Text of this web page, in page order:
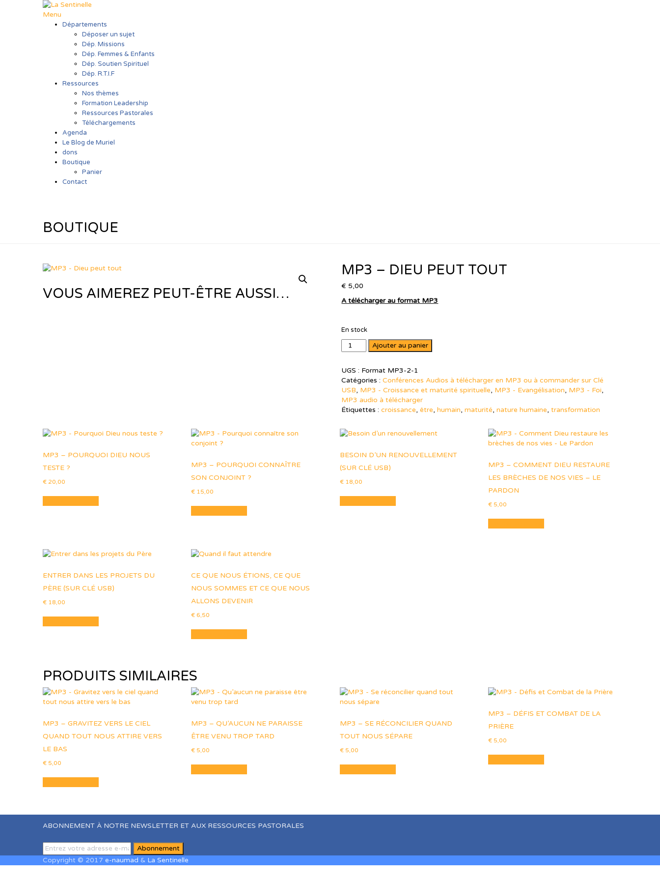
Menu
Départements
Déposer un sujet
Dép. Missions
Dép. Femmes & Enfants
Dép. Soutien Spirituel
Dép. R.T.I.F
Ressources
Nos thèmes
Formation Leadership
Ressources Pastorales
Téléchargements
Agenda
Le Blog de Muriel
dons
Boutique
Panier
Contact
BOUTIQUE
MP3 – DIEU PEUT TOUT
€ 5,00
A télécharger au format MP3
En stock
quantité
de
-
Dieu
peut
tout
Ajouter au panier
UGS : Format MP3-2-1
Catégories :Conférences Audios à télécharger en MP3 ou à commander sur Clé
USB, MP3 - Croissance et maturité spirituelle, MP3 - Evangélisation, MP3 - Foi,
MP3 audio à télécharger
Étiquettes :croissance,être,humain,maturité,nature humaine,transformation
VOUS AIMEREZ PEUT-ÊTRE AUSSI…
MP3 – POURQUOI DIEU NOUS
TESTE ?
€ 20,00
MP3 – POURQUOI CONNAÎTRE
SON CONJOINT ?
€ 15,00
BESOIN D’UN RENOUVELLEMENT
(SUR CLÉ USB)
€18,00
MP3 – COMMENT DIEU RESTAURE
LES BRÈCHES DE NOS VIES – LE
PARDON
€ 5,00
ENTRER DANS LES PROJETS DU
PÈRE (SUR CLÉ USB)
€ 18,00
CE QUE NOUS ÉTIONS, CE QUE
NOUS SOMMES ET CE QUE NOUS
ALLONS DEVENIR
€ 6,50
PRODUITS SIMILAIRES
MP3 – GRAVITEZ VERS LE CIEL
QUAND TOUT NOUS ATTIRE VERS
LE BAS
€ 5,00
MP3 – QU’AUCUN NE PARAISSE
ÊTRE VENU TROP TARD
€ 5,00
MP3 – SE RÉCONCILIER QUAND
TOUT NOUS SÉPARE
€5,00
MP3 – DÉFIS ET COMBAT DE LA
PRIÈRE
€ 5,00
ABONNEMENT À NOTRE NEWSLETTER ET AUX RESSOURCES PASTORALES
Copyright © 2017 e-naumad & La Sentinelle